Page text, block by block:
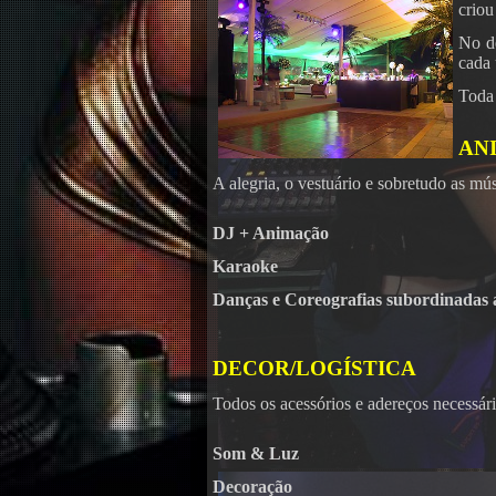
criou
No
cada
A alegria, o vestuário e sobretudo as
DJ + Animação
Karaoke
Danças e Coreografias subordinadas
DECOR/LOGÍSTICA
Todos os acessórios e adereços
Som & Luz
Decoração